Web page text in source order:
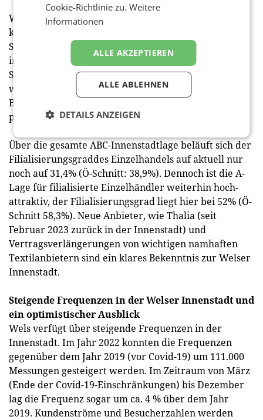
Wels setzt daher seit Jahren auch konsequent auf
kleinere Shopeinheiten. Die durchschnittliche
Shopgröße liegt aktuell bei 145 m² (Ö-Schnitt 156 m²)
in der ABC-Lage bzw. bei 157 m² in der A-Lage (Ö-
Schnitt: 216 m²). 2023 wird dieser Weg konsequent
weitergeführt. Neue Konzepte wie die „Bastelecke
Bernadett Hackner“ oder „Eva´s Wäscheboutique“
punkten mit Beratungsqualität und Flexibilität.
Über die gesamte ABC-Innenstadtlage beläuft sich der
Filialisierungsgraddes Einzelhandels auf aktuell nur
noch auf 31,4% (Ö-Schnitt: 38,9%). Dennoch ist die A-
Lage für filialisierte Einzelhändler weiterhin hoch-
attraktiv, der Filialisierungsgrad liegt hier bei 52% (Ö-
Schnitt 58,3%). Neue Anbieter, wie Thalia (seit
Februar 2023 zurück in der Innenstadt) und
Vertragsverlängerungen von wichtigen namhaften
Textilanbietern sind ein klares Bekenntnis zur Welser
Innenstadt.
Steigende Frequenzen in der Welser Innenstadt und
ein optimistischer Ausblick
Wels verfügt über steigende Frequenzen in der
Innenstadt. Im Jahr 2022 konnten die Frequenzen
gegenüber dem Jahr 2019 (vor Covid-19) um 111.000
Messungen gesteigert werden. Im Zeitraum von März
(Ende der Covid-19-Einschränkungen) bis Dezember
lag die Frequenz sogar um ca. 4 % über dem Jahr
2019. Kundenströme und Besucherzahlen werden
Cookie-Richtlinie zu.Weitere
Informationen
ALLE AKZEPTIEREN
ALLE ABLEHNEN
DETAILS ANZEIGEN